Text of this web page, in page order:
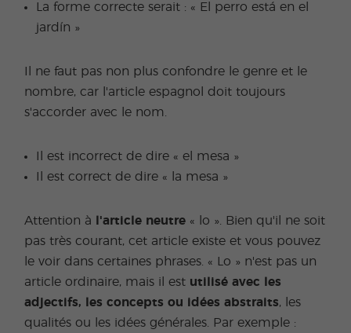
La forme correcte serait : « El perro está en el
jardín »
Il ne faut pas non plus confondre le genre et le
nombre, car l'article espagnol doit toujours
s'accorder avec le nom.
Il est incorrect de dire « el mesa »
Il est correct de dire « la mesa »
Attention à l'article neutre « lo ». Bien qu'il ne soit
pas très courant, cet article existe et vous pouvez
le voir dans certaines phrases. « Lo » n'est pas un
article ordinaire, mais il est utilisé avec les
adjectifs, les concepts ou idées abstraits, les
qualités ou les idées générales. Par exemple :